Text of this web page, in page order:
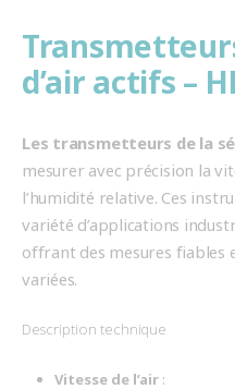
d’air actifs –
Les transmetteurs de la
mesurer avec précision la
l’humidité relative. Ces
variété d’applications
offrant des mesures fiables
variées.
Description technique
Vitesse de l’air: